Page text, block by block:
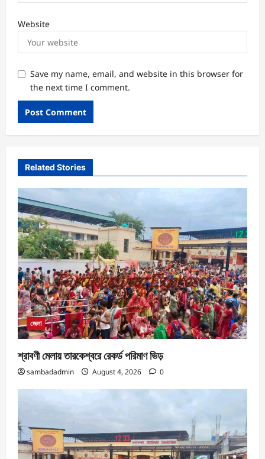
Website
Save my name, email, and website in this browser for
the next time I comment.
Related Stories
জেলা
শ্রাবণী মেলায় তারকেশ্বরে রেকর্ড পরিমাণ ভিড়
sambadadmin August 4, 2026 0